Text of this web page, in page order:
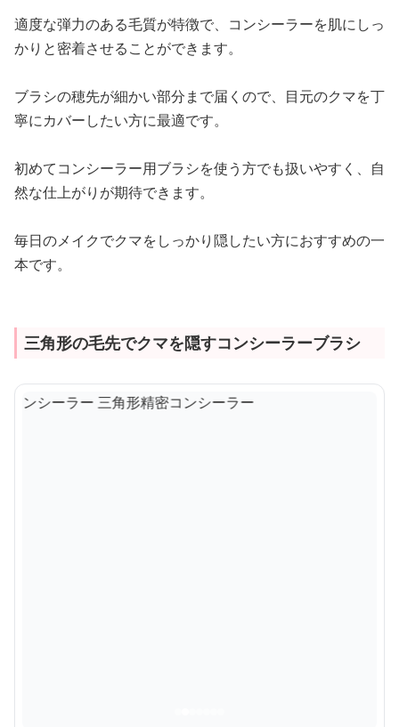
適度な弾力のある毛質が特徴で、コンシーラーを肌にしっ
かりと密着させることができます。
ブラシの穂先が細かい部分まで届くので、目元のクマを丁
寧にカバーしたい方に最適です。
初めてコンシーラー用ブラシを使う方でも扱いやすく、自
然な仕上がりが期待できます。
毎日のメイクでクマをしっかり隠したい方におすすめの一
本です。
三角形の毛先でクマを隠すコンシーラーブラシ